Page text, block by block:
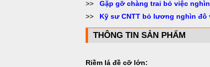
>> Gặp gỡ chàng trai bỏ việc
>> Kỹ sư CNTT bỏ lương nghìn đô
THÔNG TIN SẢN PHẨM
Riềm lá đề cỡ lớn: